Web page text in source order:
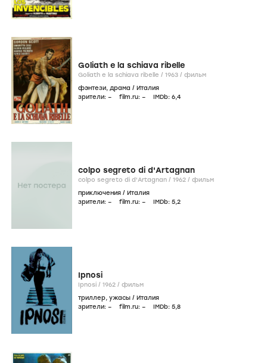
Goliath e la schiava ribelle
Goliath e la schiava ribelle / 1963 / фильм
фэнтези, драма / Италия
зрители: – film.ru: – IMDb: 6,4
colpo segreto di d'Artagnan
colpo segreto di d'Artagnan / 1962 / фильм
приключения / Италия
зрители: – film.ru: – IMDb: 5,2
Ipnosi
Ipnosi / 1962 / фильм
триллер, ужасы / Италия
зрители: – film.ru: – IMDb: 5,8